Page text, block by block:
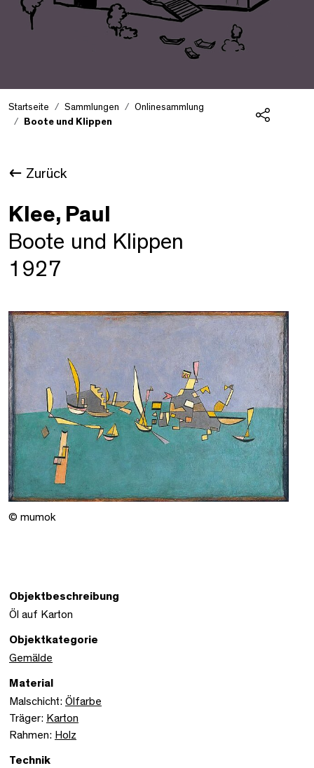
Startseite Sammlungen
Onlinesammlung
Boote und Klippen
Zurück
Klee, Paul
Boote und Klippen
1927
© mumok
Objektbeschreibung
Öl auf Karton
Objektkategorie
Gemälde
Material
Malschicht: Ölfarbe
Träger: Karton
Rahmen: Holz
Technik